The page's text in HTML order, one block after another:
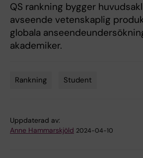
QS rankning bygger
avseende vetenskaplig
globala
akademiker.
Rankning Student
Uppdaterad av:
Anne Hammarskjöld 2024-04-10